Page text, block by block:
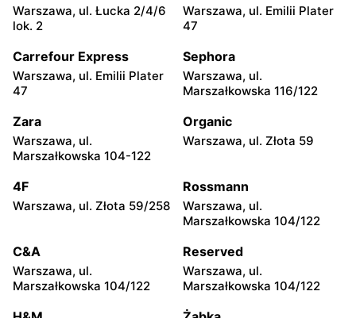
Rossmann
Marszałkowska 126/134
Rossmann
Rossmann Rossmann
16
Rossmann Rossmann
Rossmann Rossmann
Warszawa, ul. Puławska 17
Rossmann
Warszawa, ul. Dzika 4
Rossmann
Warszawa, ul. Płocka 17
Warszawa, ul. Łucka 2/4/6
lok. 2
Warszawa, ul. Emilii Plater
47
Carrefour Express
Warszawa, ul. Emilii Plater
47
Sephora
Warszawa, ul.
Marszałkowska 116/122
Zara
Warszawa, ul.
Marszałkowska 104-122
Organic
Warszawa, ul. Złota 59
4F
Warszawa, ul. Złota 59/258
Rossmann
Warszawa, ul.
Marszałkowska 104/122
C&A
Warszawa, ul.
Marszałkowska 104/122
Reserved
Warszawa, ul.
Marszałkowska 104/122